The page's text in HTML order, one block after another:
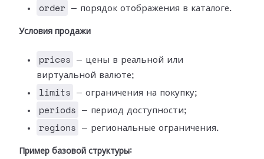
order — порядок отображения в каталоге.
Условия продажи
prices
— цены в реальной или
виртуальной валюте;
limits — ограничения на покупку;
periods — период доступности;
regions — региональные ограничения.
Пример базовой структуры: